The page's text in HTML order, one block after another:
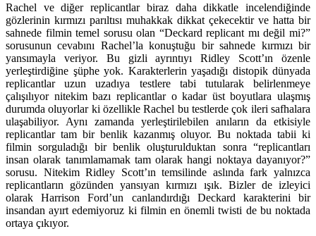
Rachel ve diğer replicantlar biraz daha dikkatle incelendiğinde
gözlerinin kırmızı parıltısı muhakkak dikkat çekecektir ve hatta bir
sahnede filmin temel sorusu olan “Deckard replicant mı değil mi?”
sorusunun cevabını Rachel’la konuştuğu bir sahnede kırmızı bir
yansımayla veriyor. Bu gizli ayrıntıyı Ridley Scott’ın özenle
yerleştirdiğine şüphe yok. Karakterlerin yaşadığı distopik dünyada
replicantlar uzun uzadıya testlere tabi tutularak belirlenmeye
çalışılıyor nitekim bazı replicantlar o kadar üst boyutlara ulaşmış
durumda oluyorlar ki özellikle Rachel bu testlerde çok ileri safhalara
ulaşabiliyor. Aynı zamanda yerleştirilebilen anıların da etkisiyle
replicantlar tam bir benlik kazanmış oluyor. Bu noktada tabii ki
filmin sorguladığı bir benlik oluşturulduktan sonra “replicantları
insan olarak tanımlamamak tam olarak hangi noktaya dayanıyor?”
sorusu. Nitekim Ridley Scott’ın temsilinde aslında fark yalnızca
replicantların gözünden yansıyan kırmızı ışık. Bizler de izleyici
olarak Harrison Ford’un canlandırdığı Deckard karakterini bir
insandan ayırt edemiyoruz ki filmin en önemli twisti de bu noktada
ortaya çıkıyor.